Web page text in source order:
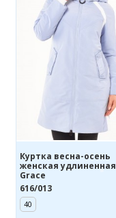
Куртка весна-осень
женская удлиненная
Grace
616/013
40